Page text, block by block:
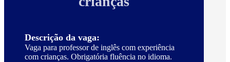
Descrição da vaga:
Vaga para professor de inglês com experiência
com crianças. Obrigatória fluência no idioma.